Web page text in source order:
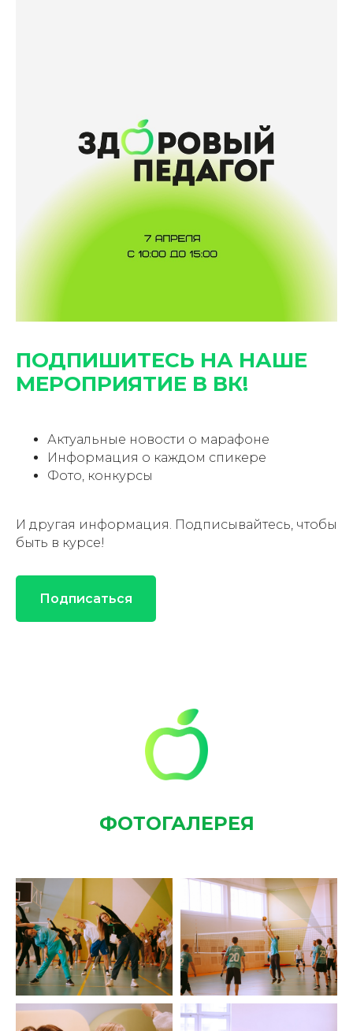
ПОДПИШИТЕСЬ НА НАШЕ
МЕРОПРИЯТИЕ В ВК!
Актуальные новости о марафоне
Информация о каждом спикере
Фото, конкурсы
И другая информация. Подписывайтесь, чтобы
быть в курсе!
Подписаться
ФОТОГАЛЕРЕЯ